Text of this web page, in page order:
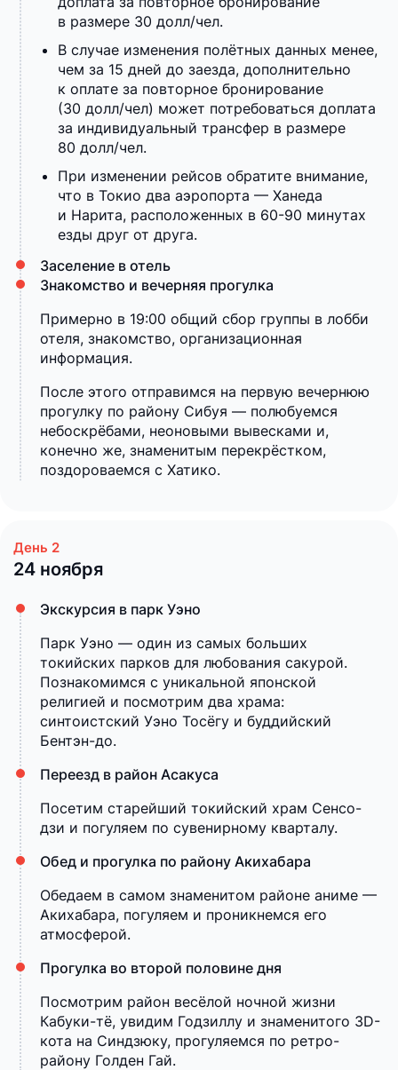
в размере 30 долл/чел.
В случае изменения полётных данных менее,
чем за 15 дней до заезда, дополнительно
к оплате за повторное бронирование
(30 долл/чел) может потребоваться доплата
за индивидуальный трансфер в размере
80 долл/чел.
При изменении рейсов обратите внимание,
что в Токио два аэропорта — Ханеда
и Нарита, расположенных в 60-90 минутах
езды друг от друга.
Заселение в отель
Знакомство и вечерняя прогулка
Примерно в 19:00 общий сбор группы в лобби
отеля, знакомство, организационная
информация.
После этого отправимся на первую вечернюю
прогулку по району Сибуя — полюбуемся
небоскрёбами, неоновыми вывесками и,
конечно же, знаменитым перекрёстком,
поздороваемся с Хатико.
24 ноября
Экскурсия в парк Уэно
Парк Уэно — один из самых больших
токийских парков для любования сакурой.
Познакомимся с уникальной японской
религией и посмотрим два храма:
синтоистский Уэно Тосёгу и буддийский
Бентэн-до.
Переезд в район Асакуса
Посетим старейший токийский храм Сенсо-
дзи и погуляем по сувенирному кварталу.
Обед и прогулка по району Акихабара
Обедаем в самом знаменитом районе аниме —
Акихабара, погуляем и проникнемся его
атмосферой.
Прогулка во второй половине дня
Посмотрим район весёлой ночной жизни
Кабуки-тё, увидим Годзиллу и знаменитого 3D-
кота на Синдзюку, прогуляемся по ретро-
району Голден Гай.